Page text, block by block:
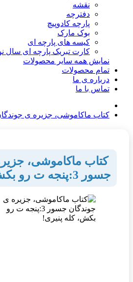
نقشه
دفترچه
پارچه کادوپیچ
بوک مارک
کیسه های پارچه ای
کارت تبریک پارچه ای سال
نمایش همه سایر محصولات
تمام محصولات
درباره ی ما
تماس با ما
کتاب ماکاموشی، جزیره ی
کتاب ماکاموشی،
جسور 3:پنجه ت رو بکش، کله پنیری!